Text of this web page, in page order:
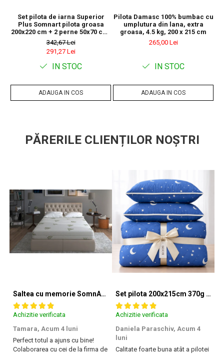
Set pilota de iarna Superior
Plus Somnart pilota groasa
200x220 cm + 2 perne 50x70 cm,
bumbac
342,67 Lei
291,27 Lei
IN STOC
ADAUGA IN COS
Pilota Damasc 100% bumbac cu
umplutura din lana, extra
groasa, 4.5 kg, 200 x 215 cm
265,00 Lei
IN STOC
ADAUGA IN COS
PĂRERILE CLIENȚILOR NOȘTRI
Saltea cu memorie SomnART XXL Memory Plus 160x190, înălțime 25cm, pentru persoane supraponderale, husă Aloe Vera detașabilă, rulată, fermitate mare
Achizitie verificata
Tamara, Acum 4 luni
Perfect totul a ajuns cu bine!
Colaborarea cu cei de la firma de
Set pilota 200x215cm 370g cu 2 perne 50x70,albastru- PLT36
Achizitie verificata
Daniela Paraschiv, Acum 4
luni
Calitate foarte buna atât a pilotei